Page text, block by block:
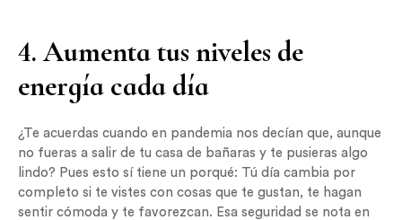
4. Aumenta tus niveles de
energía cada día
¿Te acuerdas cuando en pandemia nos decían que, aunque
no fueras a salir de tu casa de bañaras y te pusieras algo
lindo? Pues esto sí tiene un porqué: Tú día cambia por
completo si te vistes con cosas que te gustan, te hagan
sentir cómoda y te favorezcan. Esa seguridad se nota en